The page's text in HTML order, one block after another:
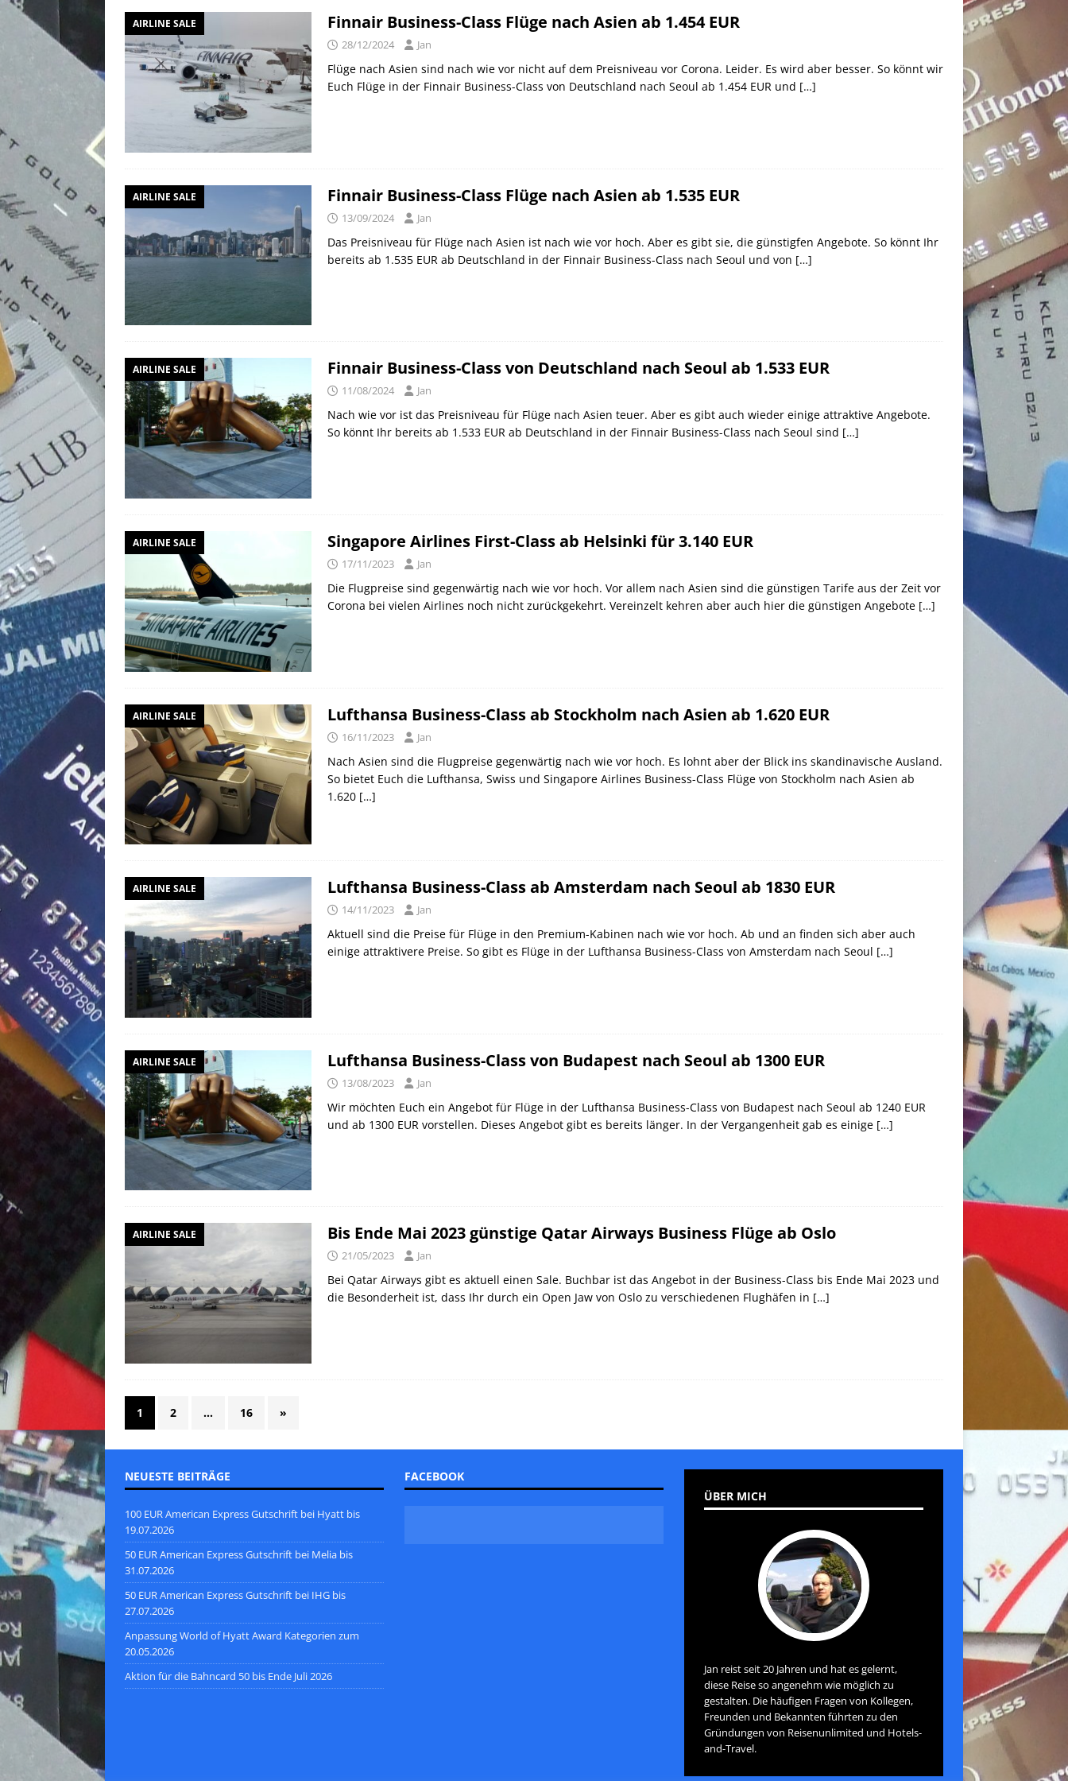
AIRLINE SALE Finnair Business-Class Flüge nach Asien ab 1.454 EUR
28/12/2024 Jan
Flüge nach Asien sind nach wie vor nicht auf dem Preisniveau vor Corona. Leider. Es wird aber besser. So könnt wir
Euch Flüge in der Finnair Business-Class von Deutschland nach Seoul ab 1.454 EUR und […]
AIRLINE SALE Finnair Business-Class Flüge nach Asien ab 1.535 EUR
13/09/2024 Jan
Das Preisniveau für Flüge nach Asien ist nach wie vor hoch. Aber es gibt sie, die günstigfen Angebote. So könnt Ihr
bereits ab 1.535 EUR ab Deutschland in der Finnair Business-Class nach Seoul und von […]
AIRLINE SALE Finnair Business-Class von Deutschland nach Seoul ab 1.533 EUR
11/08/2024 Jan
Nach wie vor ist das Preisniveau für Flüge nach Asien teuer. Aber es gibt auch wieder einige attraktive Angebote.
So könnt Ihr bereits ab 1.533 EUR ab Deutschland in der Finnair Business-Class nach Seoul sind […]
AIRLINE SALE Singapore Airlines First-Class ab Helsinki für 3.140 EUR
17/11/2023 Jan
Die Flugpreise sind gegenwärtig nach wie vor hoch. Vor allem nach Asien sind die günstigen Tarife aus der Zeit vor
Corona bei vielen Airlines noch nicht zurückgekehrt. Vereinzelt kehren aber auch hier die günstigen Angebote […]
AIRLINE SALE Lufthansa Business-Class ab Stockholm nach Asien ab 1.620 EUR
16/11/2023 Jan
Nach Asien sind die Flugpreise gegenwärtig nach wie vor hoch. Es lohnt aber der Blick ins skandinavische Ausland.
So bietet Euch die Lufthansa, Swiss und Singapore Airlines Business-Class Flüge von Stockholm nach Asien ab
1.620 […]
AIRLINE SALE Lufthansa Business-Class ab Amsterdam nach Seoul ab 1830 EUR
14/11/2023 Jan
Aktuell sind die Preise für Flüge in den Premium-Kabinen nach wie vor hoch. Ab und an finden sich aber auch
einige attraktivere Preise. So gibt es Flüge in der Lufthansa Business-Class von Amsterdam nach Seoul […]
AIRLINE SALE Lufthansa Business-Class von Budapest nach Seoul ab 1300 EUR
13/08/2023 Jan
Wir möchten Euch ein Angebot für Flüge in der Lufthansa Business-Class von Budapest nach Seoul ab 1240 EUR
und ab 1300 EUR vorstellen. Dieses Angebot gibt es bereits länger. In der Vergangenheit gab es einige […]
AIRLINE SALE Bis Ende Mai 2023 günstige Qatar Airways Business Flüge ab Oslo
21/05/2023 Jan
Bei Qatar Airways gibt es aktuell einen Sale. Buchbar ist das Angebot in der Business-Class bis Ende Mai 2023 und
die Besonderheit ist, dass Ihr durch ein Open Jaw von Oslo zu verschiedenen Flughäfen in […]
1 2 … 16 »
NEUESTE BEITRÄGE
100 EUR American Express Gutschrift bei Hyatt bis
19.07.2026
50 EUR American Express Gutschrift bei Melia bis
31.07.2026
50 EUR American Express Gutschrift bei IHG bis
27.07.2026
Anpassung World of Hyatt Award Kategorien zum
20.05.2026
Aktion für die Bahncard 50 bis Ende Juli 2026
FACEBOOK
ÜBER MICH
Jan reist seit 20 Jahren und hat es gelernt,
diese Reise so angenehm wie möglich zu
gestalten. Die häufigen Fragen von Kollegen,
Freunden und Bekannten führten zu den
Gründungen von Reisenunlimited und Hotels-
and-Travel.